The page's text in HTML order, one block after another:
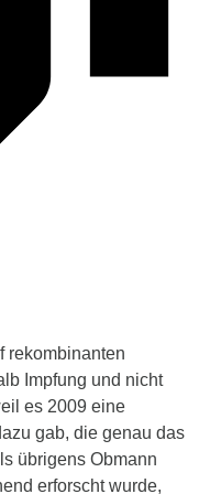
rekombinanten
Impfung und nicht
es 2009 eine
gab, die genau das
übrigens Obmann
erforscht wurde,